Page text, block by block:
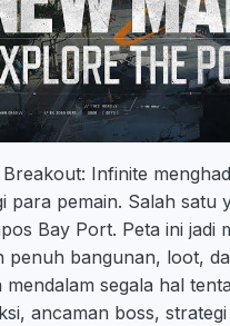
Infinite
para pemain. Salah satu
Bay Port. Peta ini
penuh bangunan, loot,
mendalam segala hal
ancaman boss,